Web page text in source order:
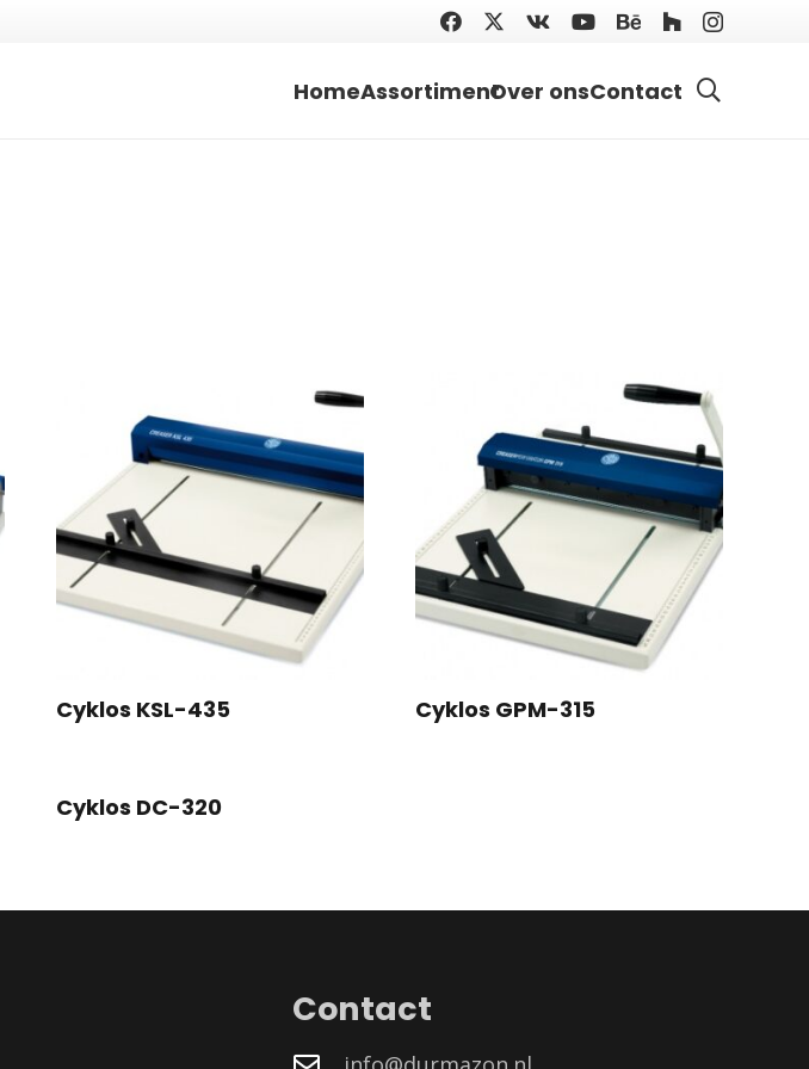
HomeAssortimentOver onsContact
Cyklos KSL-435 Cyklos GPM-315
Cyklos DC-320
Contact